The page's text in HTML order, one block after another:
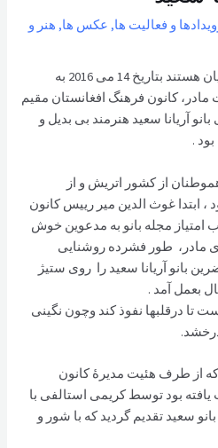
و فعالیت ها, عکس ها, هنر و
طوریکه هموطنان عزیز در جریان هستند بتاریخ 14 می 2016 به
کانون فرهنگ افغانستان مقیم
آریانا سعید هنرمند بی بدیل و
.
از کشور اتریش و از
ابتدا غوث الدین میر رییس کانون
مجله بانو به مدعوین خوش
مادر، طور فشرده روشنایی
بانو آریانا سعید را روی ستیژ
بعمل آمد .
تا درقلبها نفوذ کند وچون نگينی
از طرف هئیت مدیرۀ کانون
بود توسط کریمی استالفی با
سعید تقدیم گردید که با شور و